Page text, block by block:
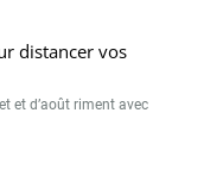
distancer vos
et d’août riment avec